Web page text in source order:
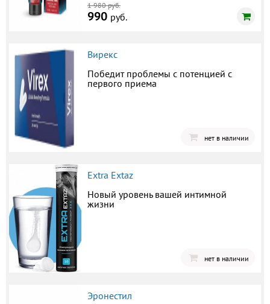
1 980 руб.
990 руб.
Вирекс
Победит проблемы с потенцией с
первого приема
нет в наличии
Extra Extaz
Новый уровень вашей интимной
жизни
нет в наличии
Эронестил